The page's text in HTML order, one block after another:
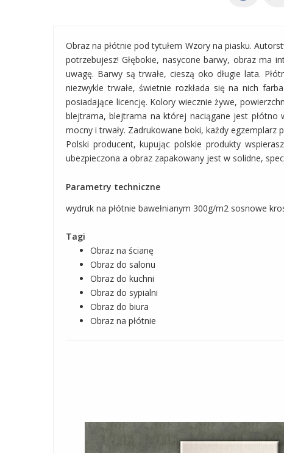
Obraz na płótnie pod tytułem Wzory na piasku.
potrzebujesz! Głębokie, nasycone barwy, obraz ma
uwagę. Barwy są trwałe, cieszą oko długie lata.
niezwykle trwałe, świetnie rozkłada się na nich
posiadające licencję. Kolory wiecznie żywe,
blejtrama, blejtrama na której naciągane jest
mocny i trwały. Zadrukowane boki, każdy
Polski producent, kupując polskie produkty
ubezpieczona a obraz zapakowany jest w solidne,
Parametry techniczne
wydruk na płótnie bawełnianym 300g/m2 sosnowe
Tagi
Obraz na ścianę
Obraz do salonu
Obraz do kuchni
Obraz do sypialni
Obraz do biura
Obraz na płótnie